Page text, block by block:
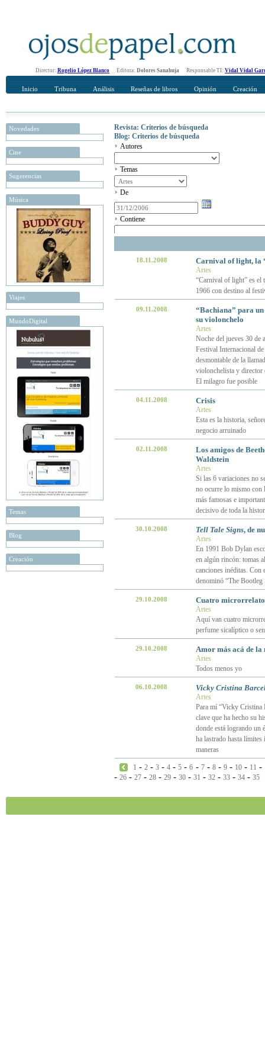
Director: Rogelio López Blanco Editora: Dolores Sanahuja Responsable TI: Vidal Vidal
Inicio Tribuna Análisis Reseñas de libros Opinión Creación
Novedades
Cine
Sugerencias
Música
Viajes
MundoDigital
Temas
Blog
Creación
Revista: Criterios de búsqueda
Blog: Criterios de búsqueda
Autores
Temas
De
Contiene
18.11.2008 Carnival of light, la
Artes
“Carnival of light” es el
1966 con destino al
09.11.2008
“Bachiana” para
su violonchelo
Artes
Noche del jueves 30
Festival Internacional
desmontable de la
violonchelista y director
El milagro fue posible
04.11.2008 Crisis
Artes
Esta es la historia,
negocio arruinado
02.11.2008
Los amigos de
Waldstein
Artes
Si las 6 variaciones no
no ocurre lo mismo con
más famosas e
decisivo de toda la
30.10.2008 Tell Tale Signs, de
Artes
En 1991 Bob Dylan
en algún rincón: tomas
canciones inéditas. Con
denominó “The Bootleg
29.10.2008 Cuatro
Artes
Aquí van cuatro
perfume sicalíptico o
29.10.2008 Amor más acá de la
Artes
Todos menos yo
06.10.2008 Vicky Cristina
Artes
Para mí “Vicky Cristina
clave que ha hecho su
donde está logrando un
ha lastrado hasta
maneras
1 -2 -3 -4 -5 -6 - 7- 8- 9- 10- 11 -
- 26 - 27 - 28 - 29 - 30 - 31 - 32 - 33 - 34 - 35